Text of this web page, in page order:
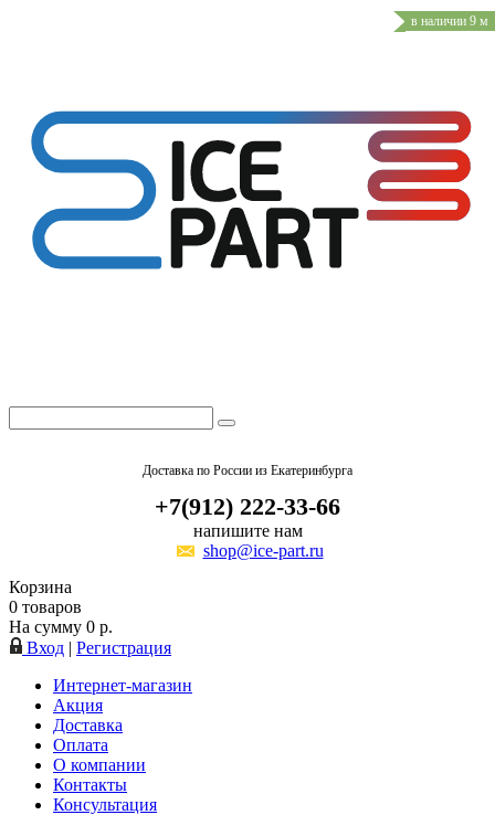
Доставка по России из Екатеринбурга
+7(912) 222-33-66
напишите нам
shop@ice-part.ru
Корзина
0 товаров
На сумму 0 р.
Вход | Регистрация
Интернет-магазин
Акция
Доставка
Оплата
О компании
Контакты
Консультация
в наличии 9 м